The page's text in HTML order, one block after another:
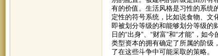
有的价值。生活风格是习性的系统
定性的符号系统，比如说食物、文
即被划分等级的和能够划分等级的
日的“出身”、“财富”和“才能”，如
类型资本的拥有确定了所属的阶级
了在这些斗争中可能采取的策略。